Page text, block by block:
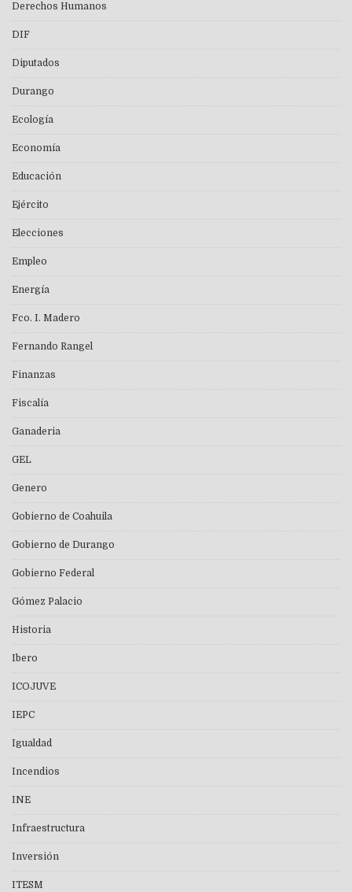
Derechos Humanos
DIF
Diputados
Durango
Ecología
Economía
Educación
Ejército
Elecciones
Empleo
Energía
Fco. I. Madero
Fernando Rangel
Finanzas
Fiscalía
Ganaderia
GEL
Genero
Gobierno de Coahuila
Gobierno de Durango
Gobierno Federal
Gómez Palacio
Historia
Ibero
ICOJUVE
IEPC
Igualdad
Incendios
INE
Infraestructura
Inversión
ITESM